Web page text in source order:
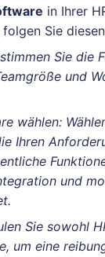
in Ihrer
Sie
Sie die
und
wählen:
Ihren
und
Sie sowohl
um eine